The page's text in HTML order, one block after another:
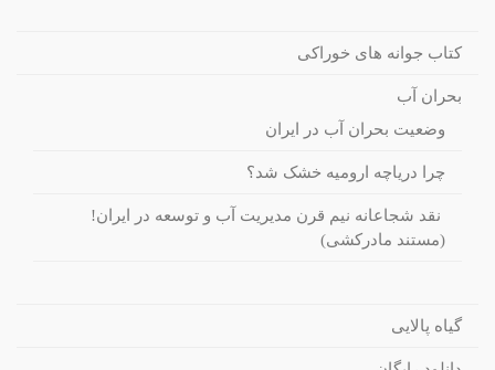
کتاب جوانه های خوراکی
بحران آب
وضعیت بحران آب در ایران
چرا دریاچه ارومیه خشک شد؟
نقد شجاعانه نیم قرن مدیریت آب و توسعه در ایران!
(مستند مادرکشی)
گیاه پالایی